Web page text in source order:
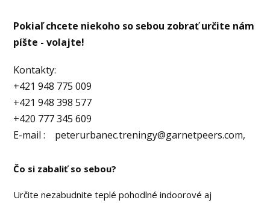
Pokiaľ chcete niekoho so sebou zobrať určite nám
píšte - volajte!
Kontakty:
+421 948 775 009
+421 948 398 577
+420 777 345 609
E-mail : peterurbanec.treningy@garnetpeers.com,
Čo si zabaliť so sebou?
Určite nezabudnite teplé pohodlné indoorové aj